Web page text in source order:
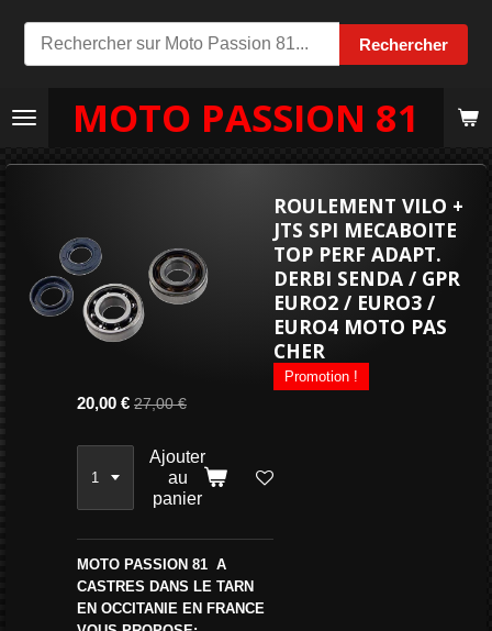
Rechercher
Passer
au
principal
MOTO PASSION 81
ROULEMENT VILO +
JTS SPI MECABOITE
TOP PERF ADAPT.
DERBI SENDA / GPR
EURO2 / EURO3 /
EURO4 MOTO PAS
CHER
Promotion !
20,00 € 27,00 €
Ajouter
au
panier
MOTO PASSION 81 A
CASTRES DANS LE TARN
EN OCCITANIE EN FRANCE